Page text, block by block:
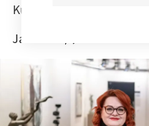
Kuuntele juttu
Jaa sivu